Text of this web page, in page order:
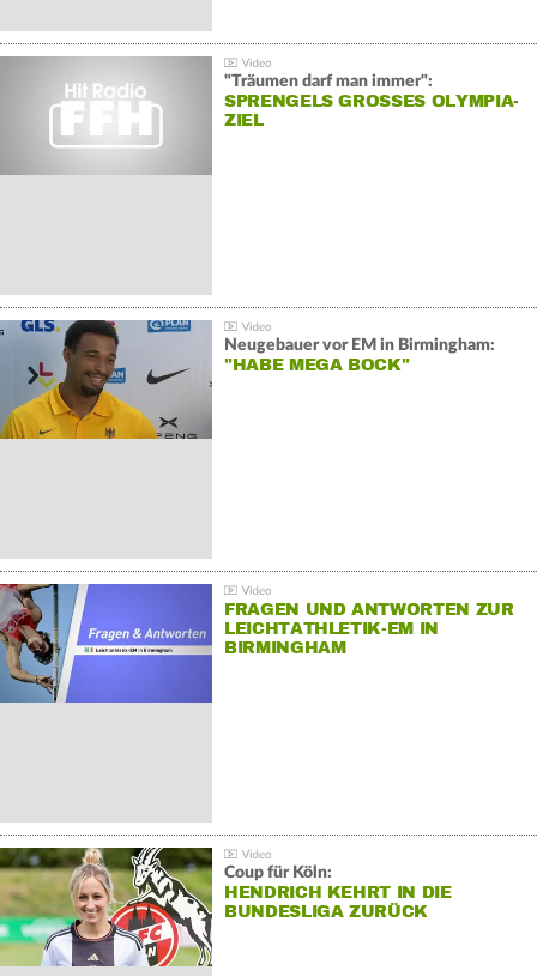
"Träumen darf man immer":
SPRENGELS GROSSES OLYMPIA-Z
IEL
Neugebauer vor EM in Birmingham:
"HABE MEGA BOCK"
FRAGEN UND ANTWORTEN ZUR
LEICHTATHLETIK-EM IN
BIRMINGHAM
Coup für Köln:
HENDRICH KEHRT IN DIE
BUNDESLIGA ZURÜCK